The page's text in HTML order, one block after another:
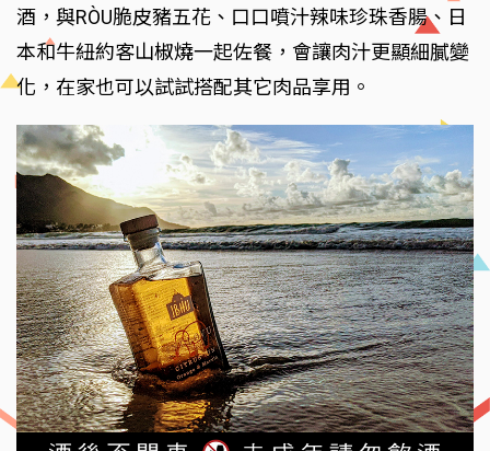
酒，與RÒU脆皮豬五花、口口噴汁辣味珍珠香腸、日
本和牛紐約客山椒燒一起佐餐，會讓肉汁更顯細膩變
化，在家也可以試試搭配其它肉品享用。